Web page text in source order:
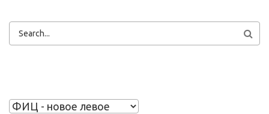
ФОРМА